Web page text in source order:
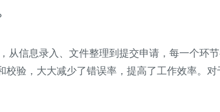
从信息录入、文件整理到提交申请，每一个环
验，大大减少了错误率，提高了工作效率。